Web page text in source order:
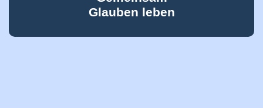
Glauben leben